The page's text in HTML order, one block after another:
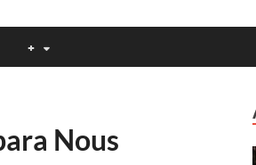
+
Nous